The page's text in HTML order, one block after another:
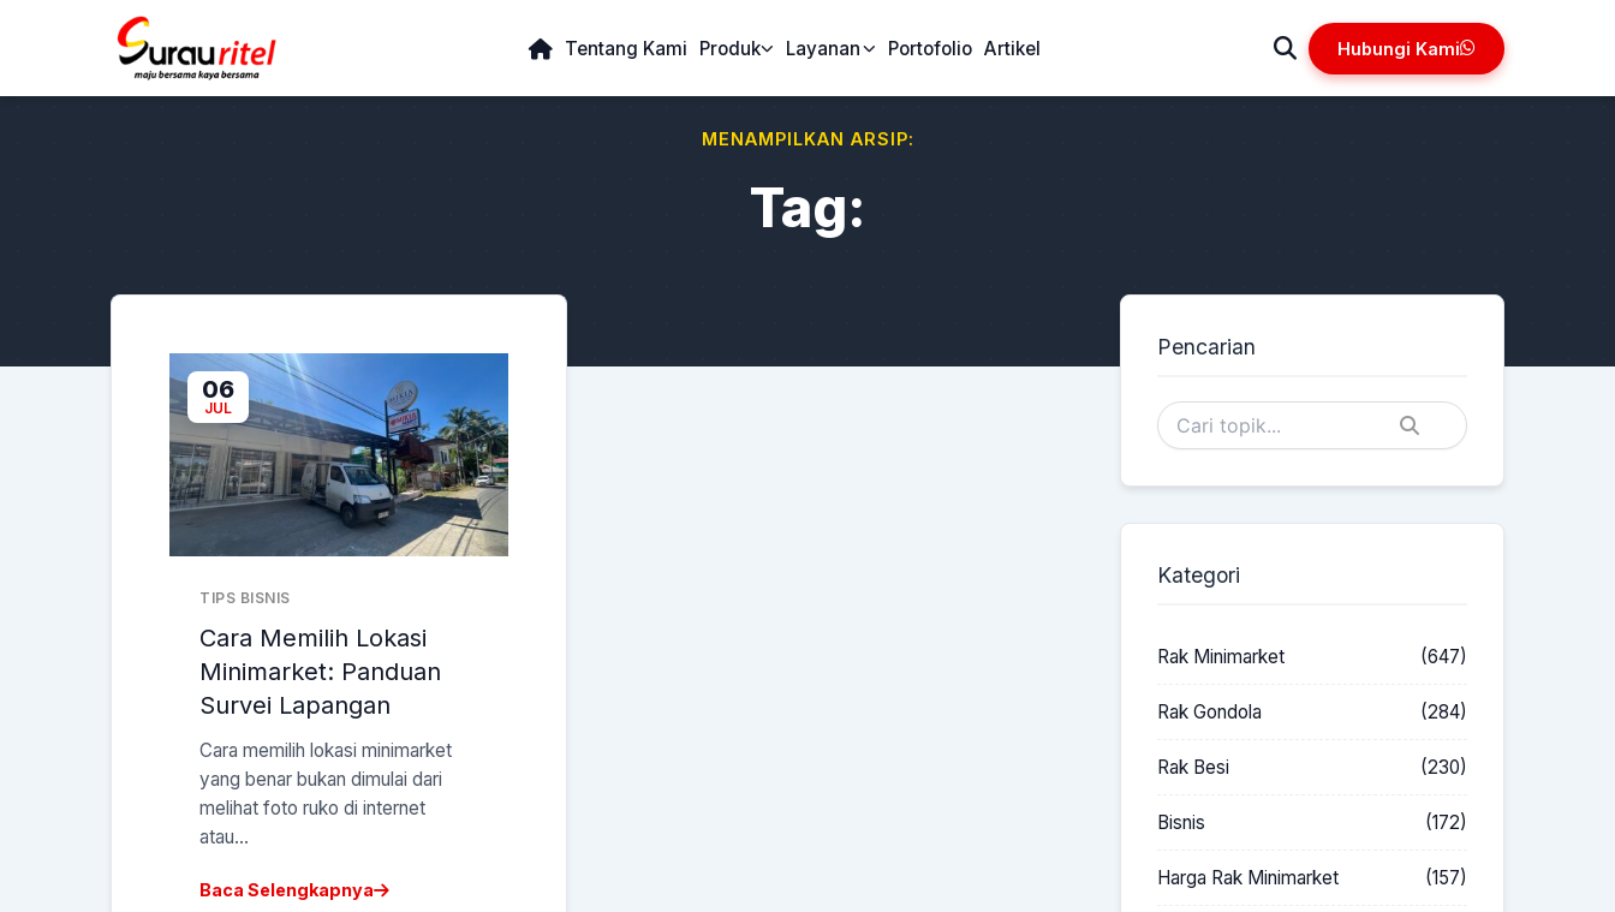
Tentang Kami Produk Layanan Portofolio Artikel Hubungi Kami
MENAMPILKAN ARSIP:
Tag:
06
JUL
TIPS BISNIS
Cara Memilih Lokasi
Minimarket: Panduan
Survei Lapangan
Cara memilih lokasi minimarket
yang benar bukan dimulai dari
melihat foto ruko di internet
atau...
Baca Selengkapnya
Pencarian
Kategori
Rak Minimarket (647)
Rak Gondola (284)
Rak Besi (230)
Bisnis (172)
Harga Rak Minimarket (157)